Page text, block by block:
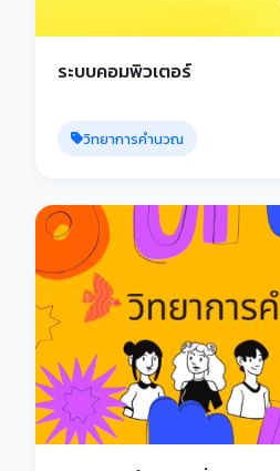
ระบบคอมพิวเตอร์
วิทยาการคำนวณ